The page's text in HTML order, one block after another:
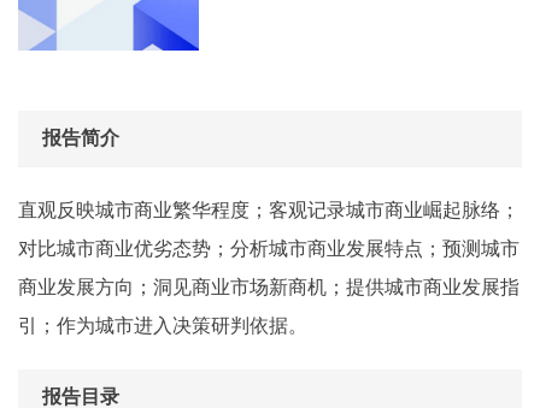
报告简介
直观反映城市商业繁华程度；客观记录城市商业崛起脉络；
对比城市商业优劣态势；分析城市商业发展特点；预测城市
商业发展方向；洞见商业市场新商机；提供城市商业发展指
引；作为城市进入决策研判依据。
报告目录